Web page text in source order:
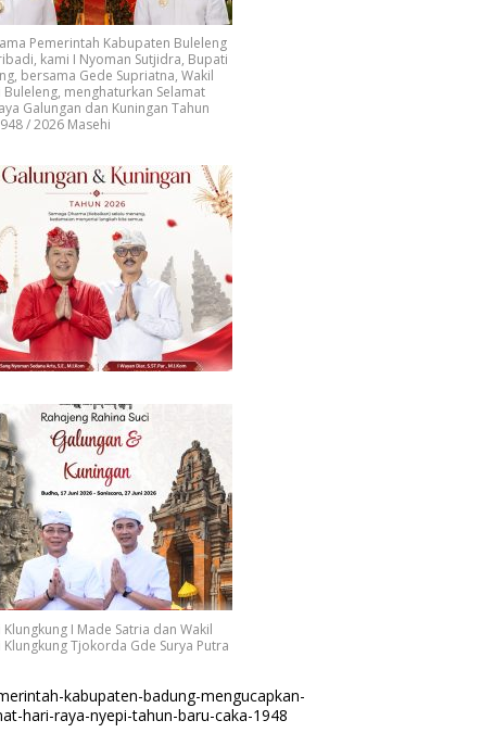
Pemerintah Kabupaten Buleleng
kami I Nyoman Sutjidra, Bupati
bersama Gede Supriatna, Wakil
Buleleng, menghaturkan Selamat
Galungan dan Kuningan Tahun
/ 2026 Masehi
I Made Satria dan Wakil
Klungkung Tjokorda Gde Surya Putra